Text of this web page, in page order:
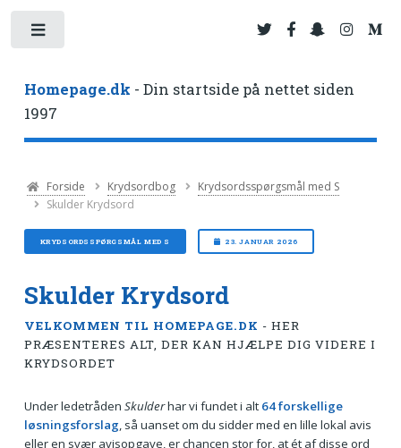
Homepage.dk - Din startside på nettet siden
1997
Forside Krydsordbog
Krydsordsspørgsmål med S
Skulder Krydsord
KRYDSORDSSPØRGSMÅL MED S 23. JANUAR 2026
Skulder Krydsord
VELKOMMEN TIL HOMEPAGE.DK - HER
PRÆSENTERES ALT, DER KAN HJÆLPE DIG VIDERE I
KRYDSORDET
Under ledetråden Skulderhar vi fundet i alt 64 forskellige
løsningsforslag, så uanset om du sidder med en lille lokal avis
eller en svær avisopgave, er chancen stor for, at ét af disse ord